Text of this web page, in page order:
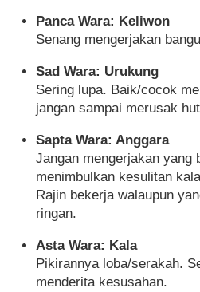
Panca Wara: Keliwon
Senang mengerjakan
Sad Wara: Urukung
Sering lupa. Baik/cocok
jangan sampai merusak
Sapta Wara: Anggara
Jangan mengerjakan yang
menimbulkan kesulitan
Rajin bekerja walaupun
ringan.
Asta Wara: Kala
Pikirannya loba/serakah.
menderita kesusahan.